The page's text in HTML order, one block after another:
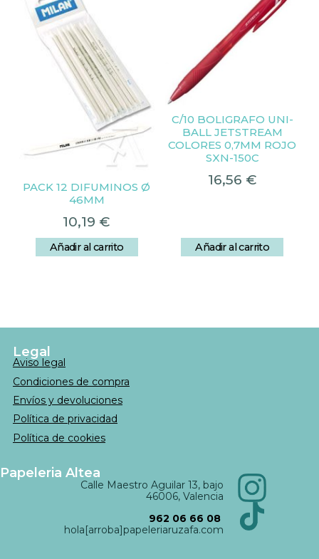
PACK 12 DIFUMINOS Ø
46MM
10,19 €
Añadir al carrito
C/10 BOLIGRAFO UNI-
BALL JETSTREAM
COLORES 0,7MM ROJO
SXN-150C
16,56 €
Añadir al carrito
Legal
Aviso legal
Condiciones de compra
Envíos y devoluciones
Política de privacidad
Política de cookies
Papeleria Altea
Calle Maestro Aguilar 13, bajo
46006, Valencia
962 06 66 08
hola[arroba]papeleriaruzafa.com